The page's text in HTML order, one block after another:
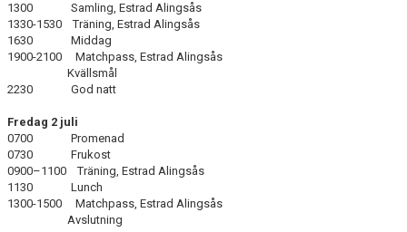
1300 Samling, Estrad Alingsås
1330-1530 Träning, Estrad Alingsås
1630 Middag
1900-2100 Matchpass, Estrad Alingsås
Kvällsmål
2230 God natt
Fredag 2 juli
0700 Promenad
0730 Frukost
0900–1100 Träning, Estrad Alingsås
1130 Lunch
1300-1500 Matchpass, Estrad Alingsås
Avslutning